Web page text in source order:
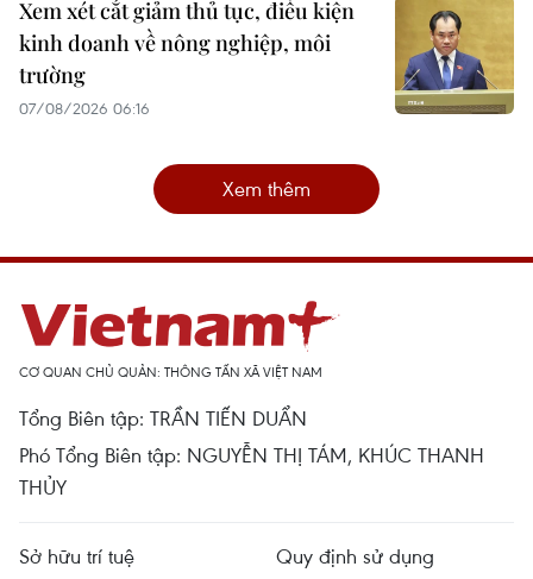
Xem xét cắt giảm thủ tục, điều kiện
kinh doanh về nông nghiệp, môi
trường
07/08/2026 06:16
Xem thêm
CƠ QUAN CHỦ QUẢN: THÔNG TẤN XÃ VIỆT NAM
Tổng Biên tập: TRẦN TIẾN DUẨN
Phó Tổng Biên tập: NGUYỄN THỊ TÁM, KHÚC THANH
THỦY
Sở hữu trí tuệ Quy định sử dụng